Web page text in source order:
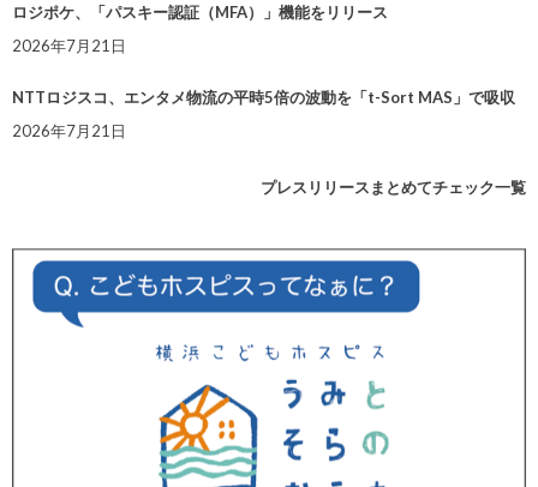
ロジポケ、「パスキー認証（MFA）」機能をリリース
2026年7月21日
NTTロジスコ、エンタメ物流の平時5倍の波動を「t-Sort MAS」で吸収
2026年7月21日
プレスリリースまとめてチェック一覧